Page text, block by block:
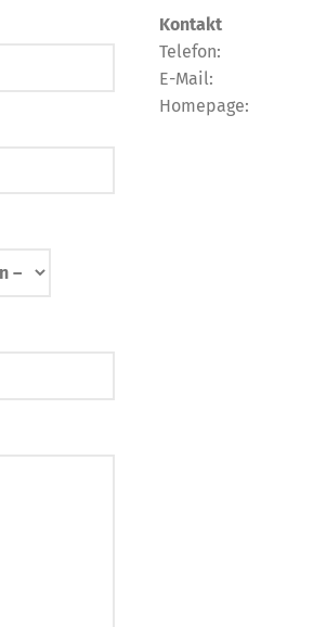
Kontakt
Telefon:
E-Mail:
Homepage: